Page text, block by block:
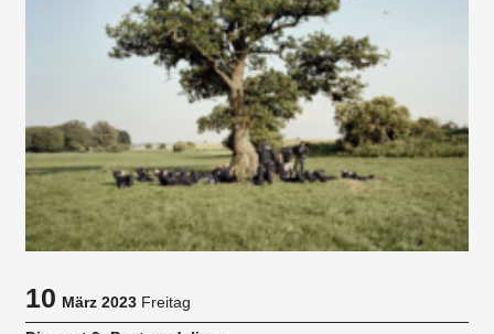
10März 2023 Freitag